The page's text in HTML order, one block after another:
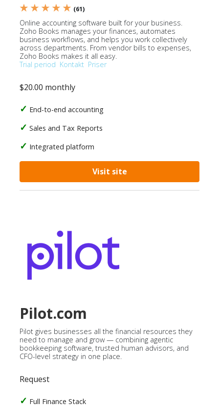
★ ★ ★ ★ ★ (61)
Online accounting software built for your business.
Zoho Books manages your finances, automates
business workflows, and helps you work collectively
across departments. From vendor bills to expenses,
Zoho Books makes it all easy.
Trial period Kontakt Priser
$20.00 monthly
End-to-end accounting
Sales and Tax Reports
Integrated platform
Visit site
Pilot.com
Pilot gives businesses all the financial resources they
need to manage and grow — combining agentic
bookkeeping software, trusted human advisors, and
CFO-level strategy in one place.
Request
Full Finance Stack